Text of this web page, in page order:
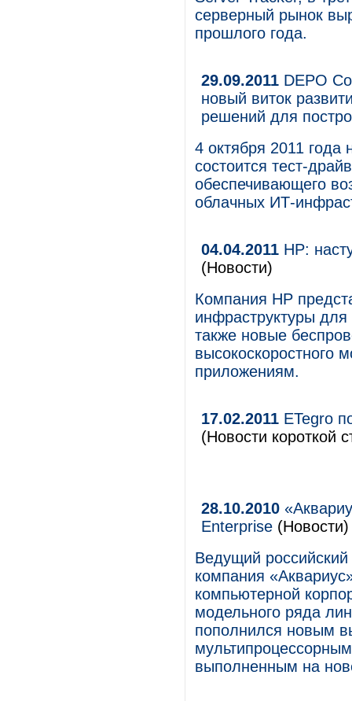
серверный рынок
прошлого года.
29.09.2011 DEPO
новый виток
решений для
4 октября 2011
состоится тест-
обеспечивающего
облачных ИТ-
04.04.2011 HP:
(Новости)
Компания HP
инфраструктуры
также новые
высокоскоростного
приложениям.
17.02.2011 ETegro
(Новости короткой
28.10.2010
Enterprise (Новости)
Ведущий
компания
компьютерной
модельного ряда
пополнился новым
выполненным на